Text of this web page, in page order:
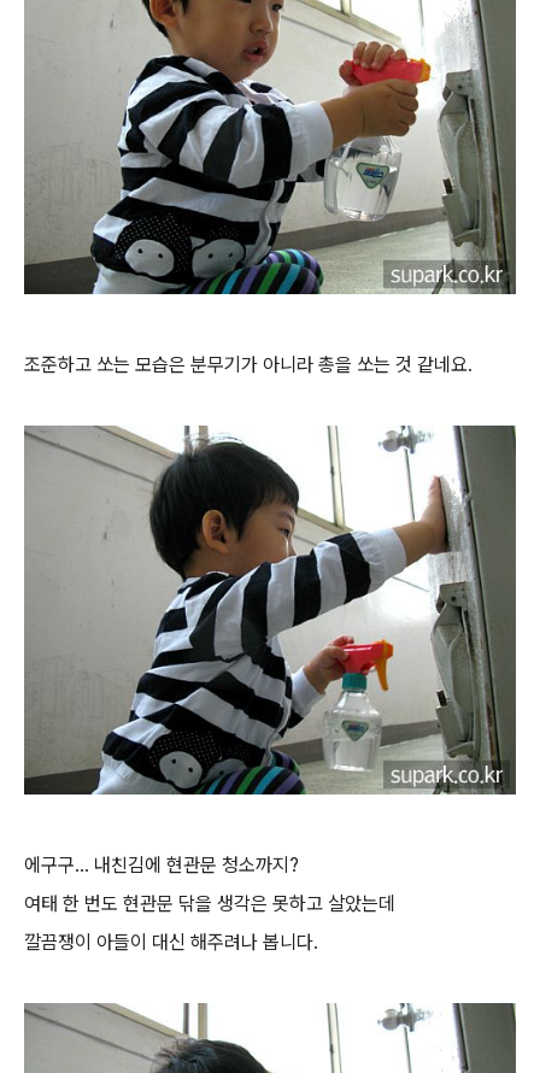
조준하고 쏘는 모습은 분무기가 아니라 총을 쏘는 것 같네요.
에구구... 내친김에 현관문 청소까지?
여태 한 번도 현관문 닦을 생각은 못하고 살았는데
깔끔쟁이 아들이 대신 해주려나 봅니다.